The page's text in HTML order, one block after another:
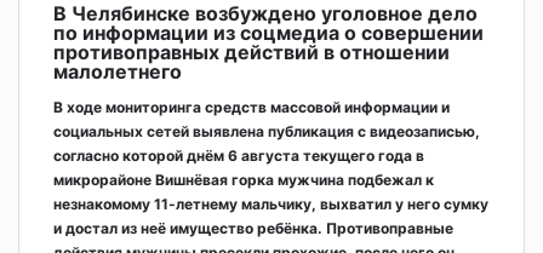
В Челябинске возбуждено уголовное дело
по информации из соцмедиа о совершении
противоправных действий в отношении
малолетнего
В ходе мониторинга средств массовой информации и
социальных сетей выявлена публикация с видеозаписью,
согласно которой днём 6 августа текущего года в
микрорайоне Вишнёвая горка мужчина подбежал к
незнакомому 11-летнему мальчику, выхватил у него сумку
и достал из неё имущество ребёнка. Противоправные